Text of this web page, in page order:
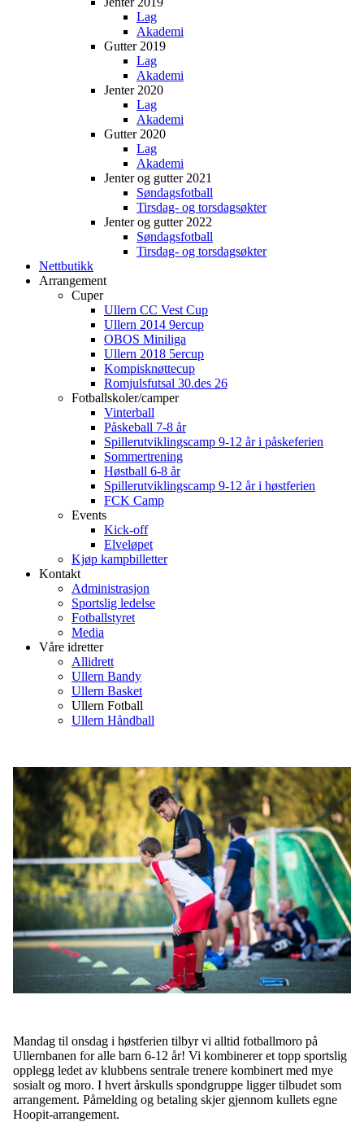
Lag
Akademi
Gutter 2019
Lag
Akademi
Jenter 2020
Lag
Akademi
Gutter 2020
Lag
Akademi
Jenter og gutter 2021
Søndagsfotball
Tirsdag- og torsdagsøkter
Jenter og gutter 2022
Søndagsfotball
Tirsdag- og torsdagsøkter
Nettbutikk
Arrangement
Cuper
Ullern CC Vest Cup
Ullern 2014 9ercup
OBOS Miniliga
Ullern 2018 5ercup
Kompisknøttecup
Romjulsfutsal 30.des 26
Fotballskoler/camper
Vinterball
Påskeball 7-8 år
Spillerutviklingscamp 9-12 år i påskeferien
Sommertrening
Høstball 6-8 år
Spillerutviklingscamp 9-12 år i høstferien
FCK Camp
Events
Kick-off
Elveløpet
Kjøp kampbilletter
Kontakt
Administrasjon
Sportslig ledelse
Fotballstyret
Media
Våre idretter
Allidrett
Ullern Bandy
Ullern Basket
Ullern Fotball
Ullern Håndball
Mandag til onsdag i høstferien tilbyr vi alltid fotballmoro på
Ullernbanen for alle barn 6-12 år! Vi kombinerer et topp sportslig
opplegg ledet av klubbens sentrale trenere kombinert med mye
sosialt og moro. I hvert årskulls spondgruppe ligger tilbudet som
arrangement. Påmelding og betaling skjer gjennom kullets egne
Hoopit-arrangement.